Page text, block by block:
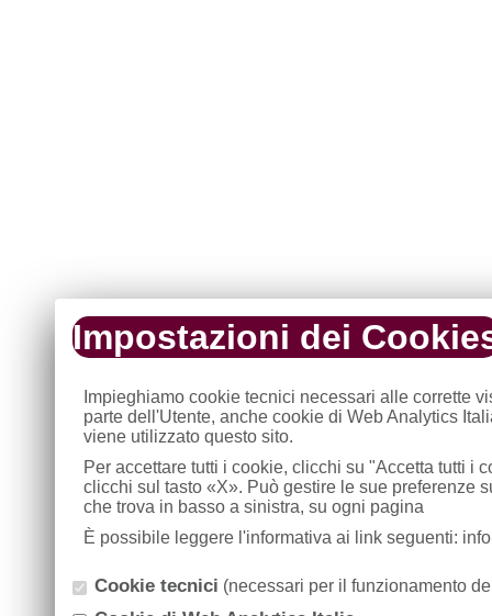
Impostazioni dei
Impieghiamo cookie tecnici necessari alle corrette
parte dell'Utente, anche cookie di Web Analytics
viene utilizzato questo sito.
Per accettare tutti i cookie, clicchi su "Accetta tutti i
clicchi sul tasto «X». Può gestire le sue preferenze
che trova in basso a sinistra, su ogni pagina
È possibile leggere l'informativa ai link seguenti:
Cookie tecnici (necessari per il funzionamento